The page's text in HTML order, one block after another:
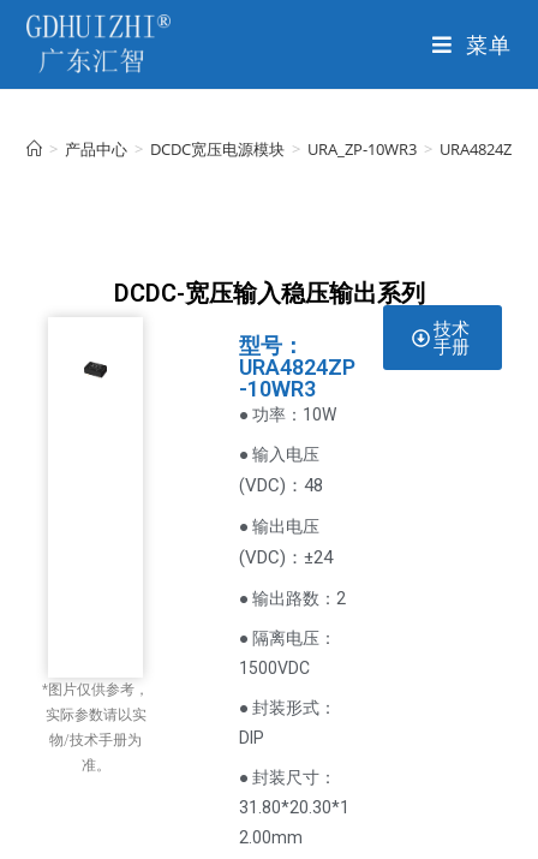
菜单
> 产品中心 > DCDC宽压电源模块 > URA_ZP-10WR3 > URA4824ZP-
DCDC-宽压输入稳压输出系列
*图片仅供参考，
实际参数请以实
物/技术手册为
准。
型号：
URA4824ZP
-10WR3
● 功率：10W
● 输入电压
(VDC)：48
● 输出电压
(VDC) ：±24
● 输出路数：2
● 隔离电压：
1500VDC
● 封装形式：
DIP
● 封装尺寸：
31.80*20.30*1
2.00mm
技术
手册